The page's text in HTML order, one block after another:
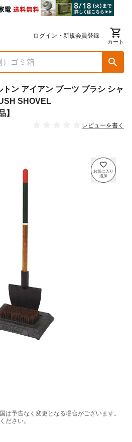
ログイン・新規会員登録
カート
ン アイアン ブーツ ブラシ シャ
SHOVEL
】
レビューを書く
予告なく変更となる場合がございます。
ださい。